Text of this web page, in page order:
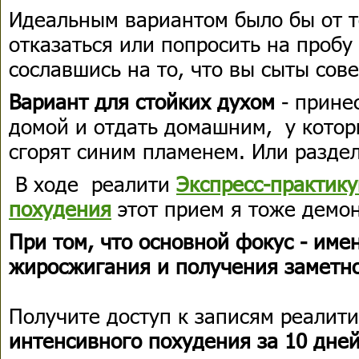
Идеальным вариантом было бы от
отказаться или попросить на
сославшись на то, что вы сыты
Вариант для стойких духом -
домой и отдать домашним, у
сгорят синим пламенем. Или
В ходе реалити Экспресс-
похудения этот прием я тоже
При том, что основной фокус -
жиросжигания и получения
Получите доступ к записям
интенсивного похудения за 10